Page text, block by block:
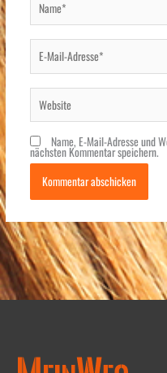
E-
Mail-
Adresse*
Website
Name, E-Mail-Adresse und
nächsten Kommentar speichern.